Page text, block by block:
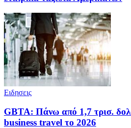
Ειδησεις
GBTA: Πάνω από 1,7 τρισ.
business travel το 2026